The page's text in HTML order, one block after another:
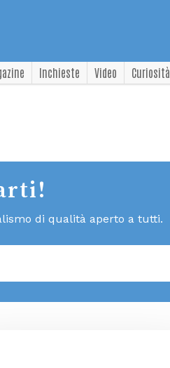
Inchieste Video Curiosità
di qualità aperto a tutti.